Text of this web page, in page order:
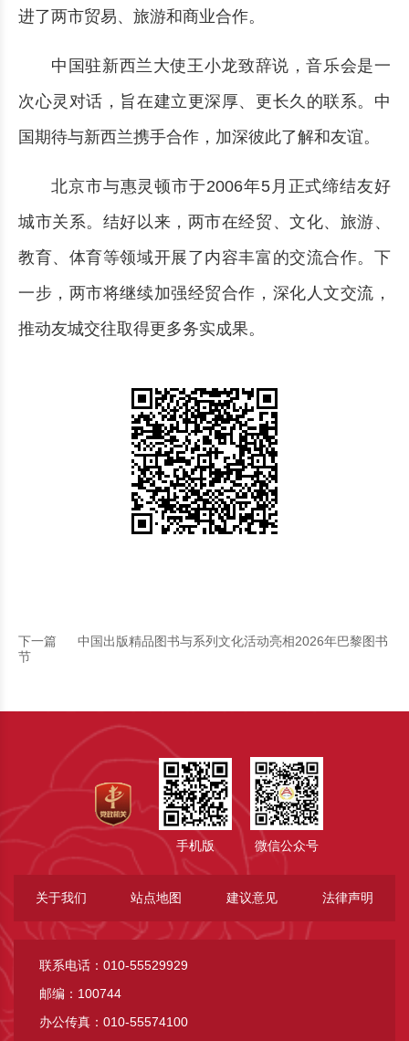
进了两市贸易、旅游和商业合作。
中国驻新西兰大使王小龙致辞说，音乐会是一
次心灵对话，旨在建立更深厚、更长久的联系。中
国期待与新西兰携手合作，加深彼此了解和友谊。
北京市与惠灵顿市于2006年5月正式缔结友好
城市关系。结好以来，两市在经贸、文化、旅游、
教育、体育等领域开展了内容丰富的交流合作。下
一步，两市将继续加强经贸合作，深化人文交流，
推动友城交往取得更多务实成果。
下一篇
中国出版精品图书与系列文化活动亮相2026年巴黎图书
节
手机版 微信公众号
关于我们 站点地图 建议意见 法律声明
联系电话：010-55529929
邮编：100744
办公传真：010-55574100